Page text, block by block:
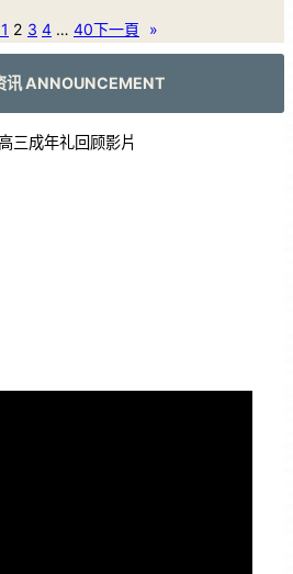
1 2 3 4 … 40下一頁 »
讯 ANNOUNCEMENT
三成年礼回顾影片